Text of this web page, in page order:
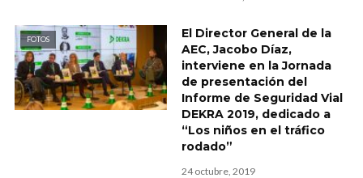
FOTOS
El Director General de la
AEC, Jacobo Díaz,
interviene en la Jornada
de presentación del
Informe de Seguridad Vial
DEKRA 2019, dedicado a
“Los niños en el tráfico
rodado”
24 octubre, 2019